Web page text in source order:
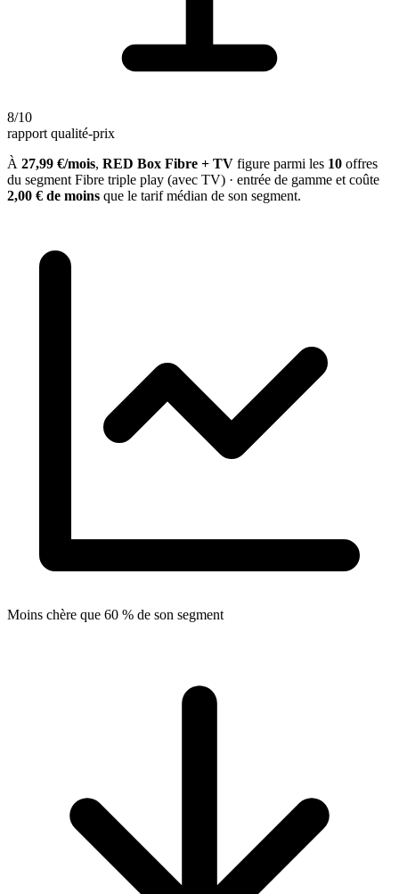
8/10
rapport qualité-prix
À 27,99 €/mois, RED Box Fibre + TV figure parmi les 10 offres
du segment Fibre triple play (avec TV) · entrée de gamme et coûte
2,00 € de moins que le tarif médian de son segment.
Moins chère que 60 % de son segment